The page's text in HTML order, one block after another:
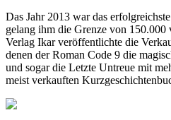
Das Jahr 2013 war das
gelang ihm die Grenze von
Verlag Ikar veröffentlichte die
denen der Roman Code 9 die
und sogar die Letzte Untreue mit
meist verkauften